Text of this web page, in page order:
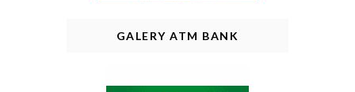
GALERY ATM BANK